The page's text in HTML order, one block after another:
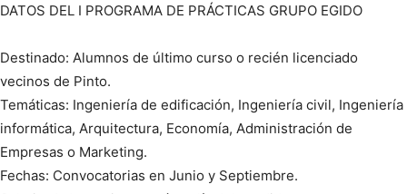
DATOS DEL I PROGRAMA DE PRÁCTICAS GRUPO EGIDO
Destinado: Alumnos de último curso o recién licenciado
vecinos de Pinto.
Temáticas: Ingeniería de edificación, Ingeniería civil, Ingeniería
informática, Arquitectura, Economía, Administración de
Empresas o Marketing.
Fechas: Convocatorias en Junio y Septiembre.